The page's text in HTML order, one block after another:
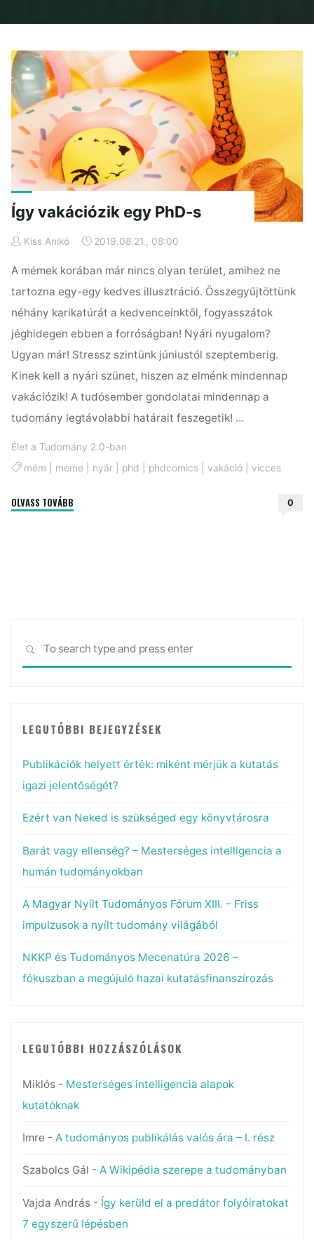
Így vakációzik egy PhD-s
Kiss Anikó 2019.08.21., 08:00
A mémek korában már nincs olyan terület, amihez ne
tartozna egy-egy kedves illusztráció. Összegyűjtöttünk
néhány karikatúrát a kedvenceinktől, fogyasszátok
jéghidegen ebben a forróságban! Nyári nyugalom?
Ugyan már! Stressz szintünk júniustól szeptemberig.
Kinek kell a nyári szünet, hiszen az elménk mindennap
vakációzik! A tudósember gondolatai mindennap a
tudomány legtávolabbi határait feszegetik! …
Élet a Tudomány 2.0-ban
mém
meme nyár| phd phdcomics| vakáció| vicces
OLVASS TOVÁBB 0
SEARCH
LEGUTÓBBI BEJEGYZÉSEK
Publikációk helyett érték: miként mérjük a kutatás
igazi jelentőségét?
Ezért van Neked is szükséged egy könyvtárosra
Barát vagy ellenség? – Mesterséges intelligencia a
humán tudományokban
A Magyar Nyílt Tudományos Fórum XIII. – Friss
impulzusok a nyílt tudomány világából
NKKP és Tudományos Mecenatúra 2026 –
fókuszban a megújuló hazai kutatásfinanszírozás
LEGUTÓBBI HOZZÁSZÓLÁSOK
Miklós- Mesterséges intelligencia alapok
kutatóknak
Imre - A tudományos publikálás valós ára – I. rész
Szabolcs Gál - A Wikipédia szerepe a tudományban
Vajda András- Így kerüld el a predátor folyóiratokat
7 egyszerű lépésben